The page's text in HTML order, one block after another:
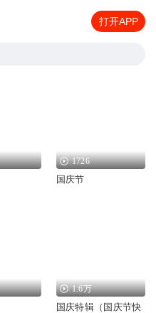
打开APP
1726
国庆节
1.6万
国庆特辑（国庆节快